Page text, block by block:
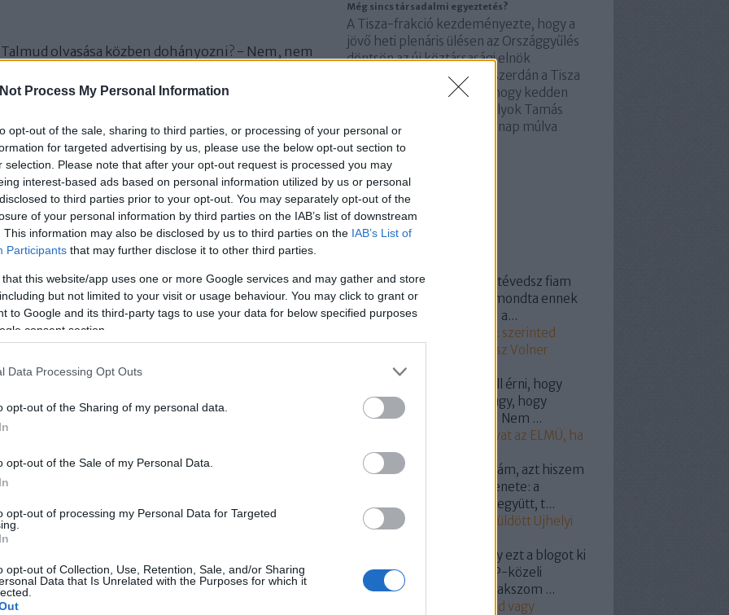
Process My Personal Information
opt-out of the sale, sharing to third parties, or processing of your personal or
for targeted advertising by us, please use the below opt-out section to
selection. Please note that after your opt-out request is processed you may
interest-based ads based on personal information utilized by us or personal
to third parties prior to your opt-out. You may separately opt-out of the
of your personal information by third parties on the IAB’s list of downstream
This information may also be disclosed by us to third parties on the IAB’s List of
Participants that may further disclose it to other third parties.
that this website/app uses one or more Google services and may gather and store
but not limited to your visit or usage behaviour. You may click to grant or
to Google and its third-party tags to use your data for below specified purposes
consent section.
Data Processing Opt Outs
opt-out of the Sharing of my personal data.
opt-out of the Sale of my Personal Data.
opt-out of processing my Personal Data for Targeted
opt-out of Collection, Use, Retention, Sale, and/or Sharing
Data that Is Unrelated with the Purposes for which it
Talmud olvasása közben dohányozni? - Nem, nem
a Talmudot mindig szabad
TOVÁBB
61komment
ügyfélszolgálat rezsi áramszolgáltatás
rezsicsökkentés
demagógia
mely elhiteti a választókkal, hogy ez a
szolgálja. Valójában az történt korábban,
úton, törvényi diktátummal csökkentette az
szeptemberre újabb,…
TOVÁBB
Még sincs társadalmi egyeztetés?
A Tisza-frakció kezdeményezte, hogy a
jövő heti plenáris ülésen az Országgyűlés
döntsön az új köztársasági elnök
személyéről”– posztolta szerdán a Tisza
a Facebookra. A párt írta, hogy kedden
tartják meg a szavazást Sulyok Tamás
utódjáról. Ezek szerint hat nap múlva
szavazni akar a párt a…
szabfantom.blog.hu
tu-154:@Grand Prix 1800: tévedsz fiam
,olvastad ,,maga a gazdád mondta ennek
az idiótavolnernek hogy "" a...
Szavazz: szerinted
mivel vásárolta meg a Fidesz Volner
@onlame: El kell érni, hogy
kapcsolják le a hálózatról úgy, hogy
kártyás legyen a villanyóra! Nem ...
Így szívat az ELMÜ, ha
napelemed van!
tendencia: Hát nuszbaumkám, azt hiszem
elég világos a választók üzenete: a
hatalmas nagy pofátokkal együtt, t...
2019.05.27. 12:10
Miért küldött Ujhelyi
Nem tudom, hogy ezt a blogot ki
és miért indította -bár LMP-közeli
személyre/csoportra gyanakszom ...
Hunvald vagy